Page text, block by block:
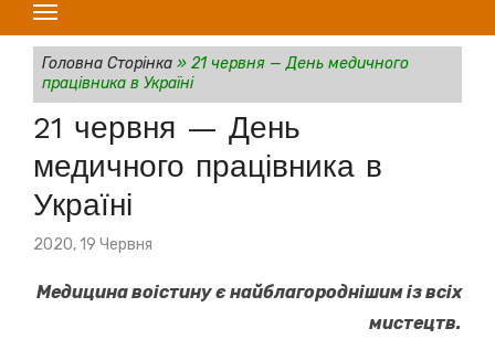
Головна Сторінка» 21 червня — День медичного
працівника в Україні
21 червня — День
медичного працівника в
Україні
Posted
2020, 19 Червня
Медицина воістину є найблагороднішим із всіх
мистецтв.